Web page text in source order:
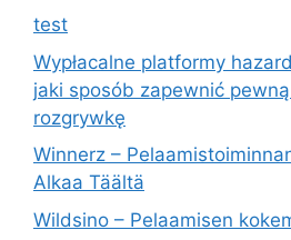
test
Wypłacalne platformy
jaki sposób zapewnić
rozgrywkę
Winnerz –
Alkaa Täältä
Wildsino – Pelaamisen